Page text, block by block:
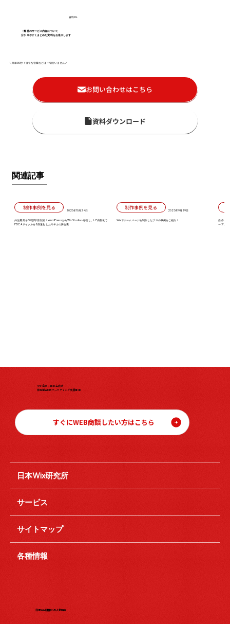
資料DL
・弊社のサービス内容について
分かりやすくまとめた資料をお送りします
＼簡単30秒！強引な営業などは一切行いません／
お問い合わせはこちら
資料ダウンロード
関連記事
制作事例を見る 2025年10月24日
外注費用を50万円/月削減！WordPressからWix Studioへ移行し、LP内製化で
PDCAサイクルを2倍速化したリチカの舞台裏
制作事例を見る 2025年9月29日
Wixでホームページを制作したプロの事例をご紹介！
自作も外
ーアルで
中小企業・事業主向け
伴走型WEBマーケティング支援事業
すぐにWEB商談したい方はこちら
日本Wix研究所の人気動画
日本Wix研究所
サービス
サイトマップ
各種情報